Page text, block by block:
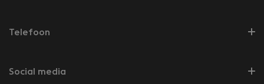
Telefoon
Social media